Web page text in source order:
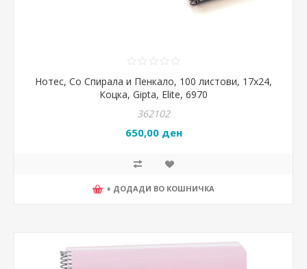
Нотес, Со Спирала и Пенкало, 100 листови, 17х24,
Коцка, Gipta, Elite, 6970
362102
650,00 ден
+ ДОДАДИ ВО КОШНИЧКА